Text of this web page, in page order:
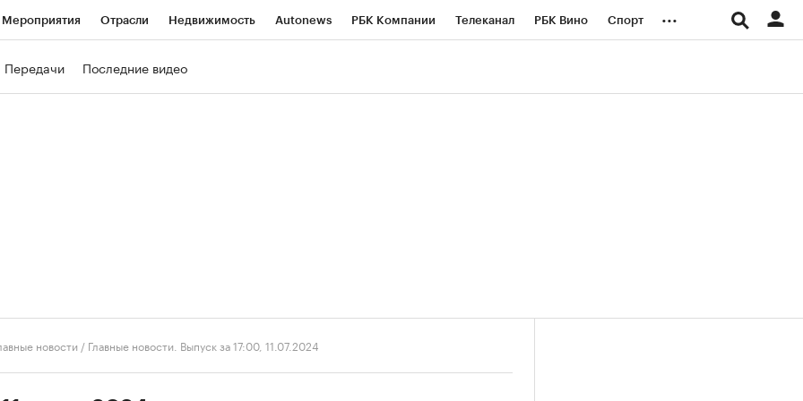
Мероприятия Отрасли Недвижимость Autonews РБК Компании Телеканал РБК Вино Спорт ...
Передачи Последние видео
новости / Главные новости. Выпуск за 17:00, 11.07.2024